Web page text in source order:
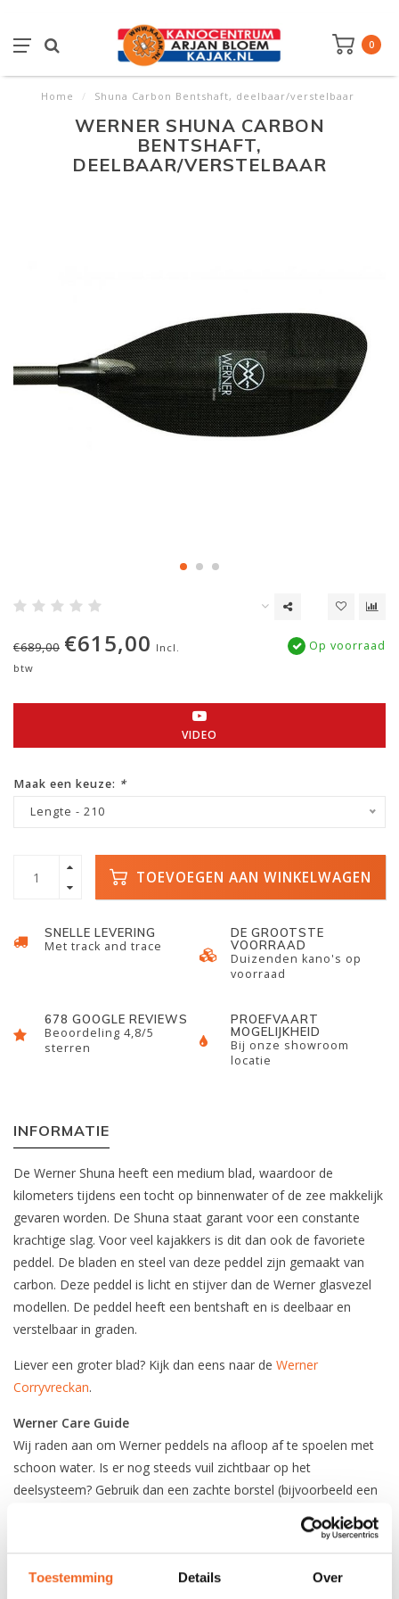
Toestemming Details Over
0
Home / Shuna Carbon Bentshaft, deelbaar/verstelbaar
WERNER SHUNA CARBON
BENTSHAFT,
DEELBAAR/VERSTELBAAR
€689,00 €615,00 Incl.
btw
Op voorraad
VIDEO
Maak een keuze: *
Lengte - 210
TOEVOEGEN AAN WINKELWAGEN
SNELLE LEVERING
Met track and trace
DE GROOTSTE
VOORRAAD
Duizenden kano's op
voorraad
678 GOOGLE REVIEWS
Beoordeling 4,8/5
sterren
PROEFVAART
MOGELIJKHEID
Bij onze showroom
locatie
INFORMATIE
De Werner Shuna heeft een medium blad, waardoor de
kilometers tijdens een tocht op binnenwater of de zee makkelijk
gevaren worden. De Shuna staat garant voor een constante
krachtige slag. Voor veel kajakkers is dit dan ook de favoriete
peddel. De bladen en steel van deze peddel zijn gemaakt van
carbon. Deze peddel is licht en stijver dan de Werner glasvezel
modellen. De peddel heeft een bentshaft en is deelbaar en
verstelbaar in graden.
Liever een groter blad? Kijk dan eens naar de Werner
Corryvreckan.
Werner Care Guide
Wij raden aan om Werner peddels na afloop af te spoelen met
schoon water. Is er nog steeds vuil zichtbaar op het
deelsysteem? Gebruik dan een zachte borstel (bijvoorbeeld een
tandenborstel) met water en eventueel milde zeep om het
overige vuil eraf te krijgen. Eenmaal afgespoeld kan de peddel
weer in elkaar gezet worden.